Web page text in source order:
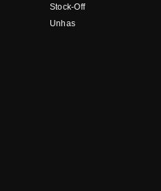
Stock-Off
Unhas